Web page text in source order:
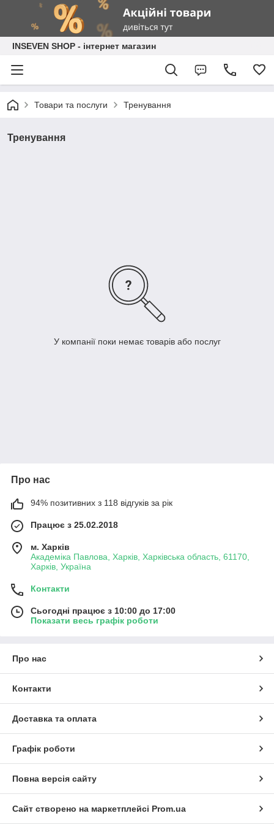
INSEVEN SHOP - інтернет магазин
Товари та послуги Тренування
Тренування
У компанії поки немає товарів або послуг
Про нас
94% позитивних з 118 відгуків за рік
Працює з 25.02.2018
м. Харків
Академіка Павлова, Харків, Харківська область, 61170,
Харків, Україна
Контакти
Сьогодні працює з 10:00 до 17:00
Показати весь графік роботи
Про нас
Контакти
Доставка та оплата
Графік роботи
Повна версія сайту
Сайт створено на маркетплейсі Prom.ua